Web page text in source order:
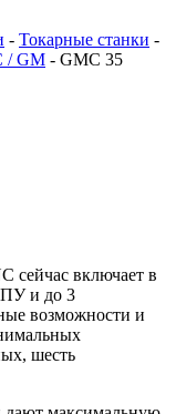
- Токарные станки -
/ GM - GMC 35
сейчас включает в
и до 3
возможности и
шесть